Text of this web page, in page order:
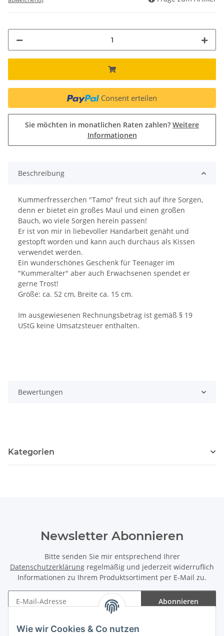
Wie wir Cookies & Co nutzen
Consent erteilen
Sie möchten in monatlichen Raten zahlen? Weitere
Informationen
Beschreibung
Kummerfresserchen "Tamo" freut sich auf Ihre Sorgen,
denn er bietet ein großes Maul und einen großen
Bauch, wo viele Sorgen herein passen!
Er ist von mir in liebevoller Handarbeit genäht und
gestopft worden und kann auch durchaus als Kissen
verwendet werden.
Ein wunderschönes Geschenk für Teenager im
"Kummeralter" aber auch Erwachsenen spendet er
gerne Trost!
Größe: ca. 52 cm, Breite ca. 15 cm.
Im ausgewiesenen Rechnungsbetrag ist gemäß § 19
UStG keine Umsatzsteuer enthalten.
Bewertungen
Kategorien
Newsletter Abonnieren
Bitte senden Sie mir entsprechend Ihrer
Datenschutzerklärung regelmäßig und jederzeit widerruflich
Informationen zu Ihrem Produktsortiment per E-Mail zu.
Abonnieren